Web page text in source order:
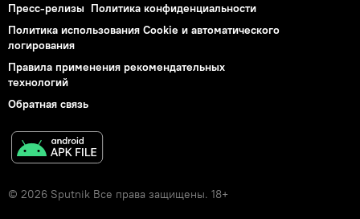
Пресс-релизы Политика конфиденциальности
Политика использования Cookie и автоматического
логирования
Правила применения рекомендательных
технологий
Обратная связь
© 2026 Sputnik Все права защищены. 18+